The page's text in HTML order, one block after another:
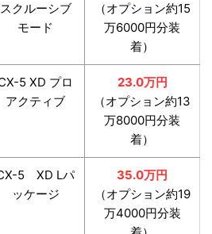
スクルーシブ
モード
（オプション約15
万6000円分装
着）
5 XD プロ
アクティブ
23.0万円
（オプション約13
万8000円分装
着）
5 XD Lパ
ッケージ
35.0万円
（オプション約19
万4000円分装